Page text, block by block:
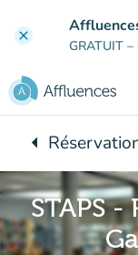
clear
GRATUIT –
arrow_leftRetour à :
STAPS